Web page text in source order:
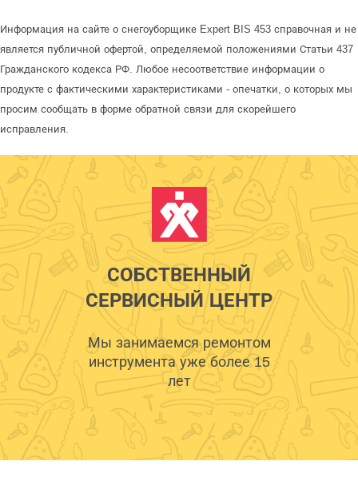
Информация на сайте о снегоуборщике Expert BIS 453 справочная и не
является публичной офертой, определяемой положениями Статьи 437
Гражданского кодекса РФ. Любое несоответствие информации о
продукте с фактическими характеристиками - опечатки, о которых мы
просим сообщать в форме обратной связи для скорейшего
исправления.
СОБСТВЕННЫЙ
СЕРВИСНЫЙ ЦЕНТР
Мы занимаемся ремонтом
инструмента уже более 15
лет